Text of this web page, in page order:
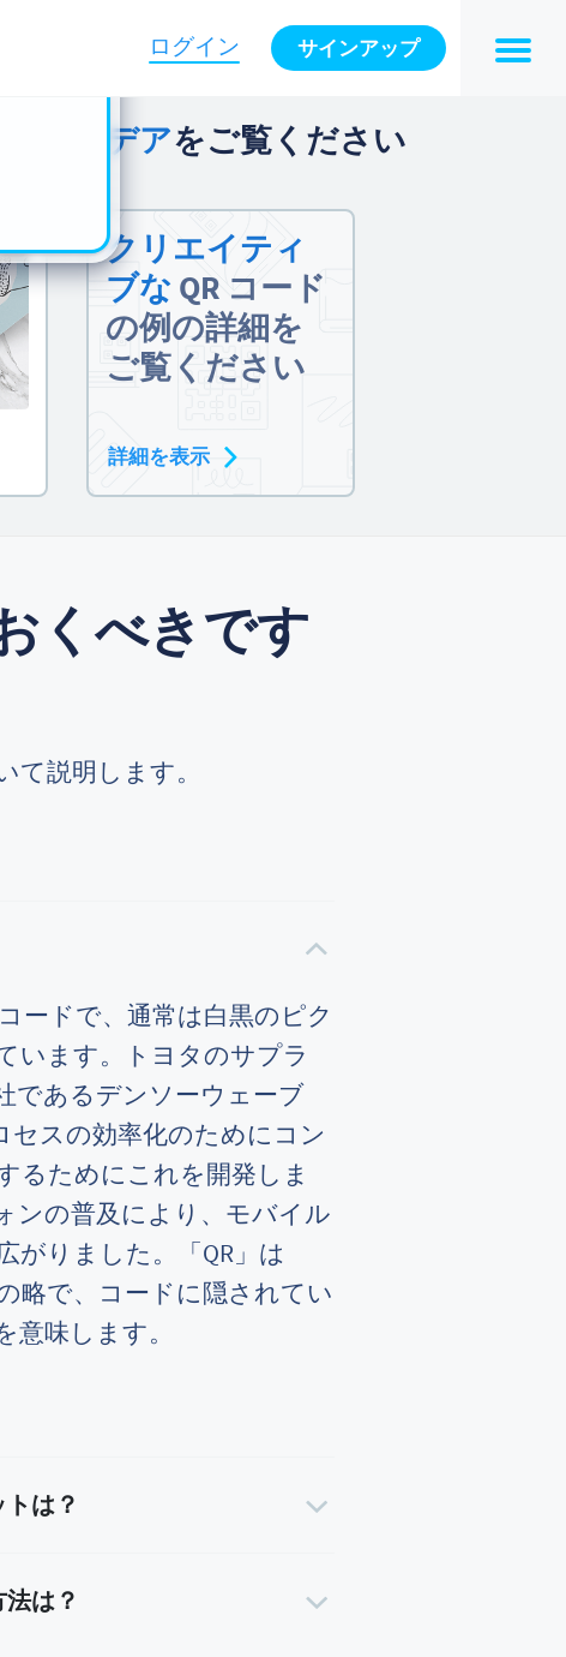
ログイン サインアップ
のアイデアをご覧ください
クリエイティ
ブな QR コード
の例の詳細を
ご覧ください
詳細を表示
くべきです
説明します。
ードで、通常は白黒のピク
います。トヨタのサプラ
であるデンソーウェーブ
セスの効率化のためにコン
るためにこれを開発しま
ンの普及により、モバイル
がりました。「QR」は
略で、コードに隠されてい
意味します。
は？
は？